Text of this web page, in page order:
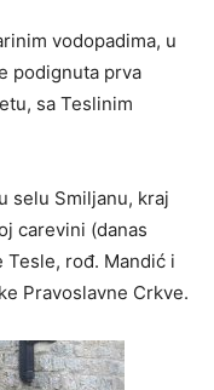
vodopadima, u
podignuta prva
sa Teslinim
selu Smiljanu, kraj
carevini (danas
Tesle, rođ. Mandić i
Pravoslavne Crkve.